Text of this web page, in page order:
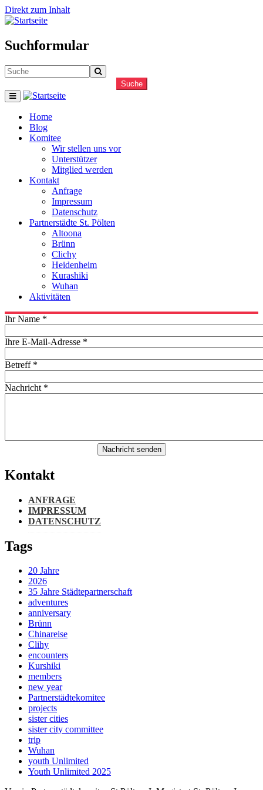
Direkt zum Inhalt
Suchformular
Suche
Home
Blog
Komitee
Wir stellen uns vor
Unterstützer
Mitglied werden
Kontakt
Anfrage
Impressum
Datenschutz
Partnerstädte St. Pölten
Altoona
Brünn
Clichy
Heidenheim
Kurashiki
Wuhan
Aktivitäten
Ihr Name *
Ihre E-Mail-Adresse *
Betreff *
Nachricht *
Nachricht senden
Kontakt
ANFRAGE
IMPRESSUM
DATENSCHUTZ
Tags
20 Jahre
2026
35 Jahre Städtepartnerschaft
adventures
anniversary
Brünn
Chinareise
Clihy
encounters
Kurshiki
members
new year
Partnerstädtekomitee
projects
sister cities
sister city committee
trip
Wuhan
youth Unlimited
Youth Unlimited 2025